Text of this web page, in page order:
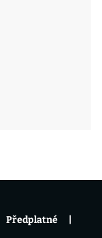
Předplatné